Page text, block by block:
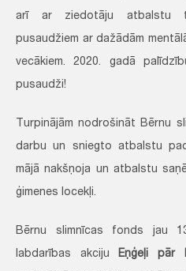
arī ar ziedotāju atbalstu
pusaudžiem ar dažādām
vecākiem. 2020. gadā
pusaudži!
Turpinājām nodrošināt Bērnu
darbu un sniegto atbalstu
mājā nakšņoja un atbalstu
ģimenes locekļi.
Bērnu slimnīcas fonds jau
labdarības akcijuEņģeļi pār